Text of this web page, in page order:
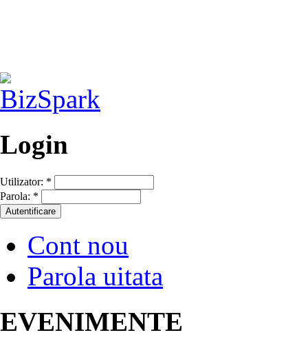
Login
Utilizator: *
Parola: *
Cont nou
Parola uitata
EVENIMENTE